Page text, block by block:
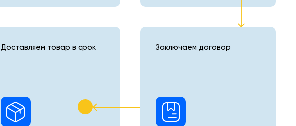
Доставляем товар в срок Заключаем договор